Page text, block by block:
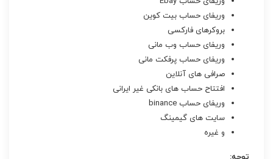
وریفای حساب بیت کوین
بروکرهای فارکسی
وریفای حساب وب مانی
وریفای حساب پرفکت مانی
صرافی های آنلاین
افتتاح حساب های بانکی غیر ایرانی
وریفای حساب binance
سایت های گیمینگ
و غیره